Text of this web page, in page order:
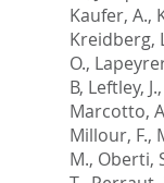
Kaufer, A.,
Kreidberg,
O.,
B, Leftley, J.,
Marcotto,
Millour, F.,
M., Oberti,